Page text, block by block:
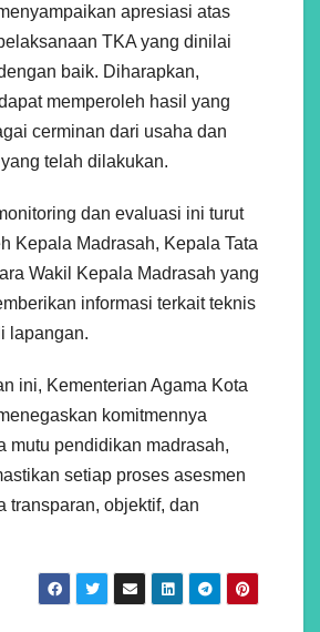
apresiasi atas
TKA yang dinilai
baik. Diharapkan,
memperoleh hasil yang
cerminan dari usaha dan
telah dilakukan.
dan evaluasi ini turut
Kepala Madrasah, Kepala Tata
Wakil Kepala Madrasah yang
informasi terkait teknis
lapangan.
ini, Kementerian Agama Kota
komitmennya
mutu pendidikan madrasah,
setiap proses asesmen
transparan, objektif, dan